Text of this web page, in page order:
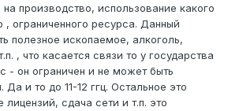
производство, использование какого
, ограниченного ресурса. Данный
полезное ископаемое, алкоголь,
, что касается связи то у государства
- он ограничен и не может быть
и то до 11-12 ггц. Остальное это
сдача сети и т.п. это